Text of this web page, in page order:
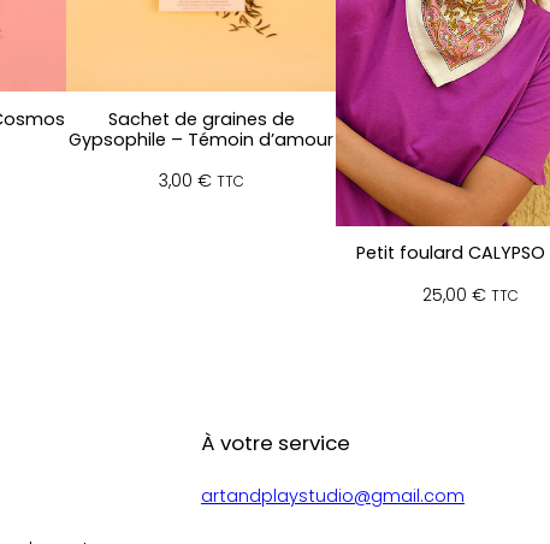
Sachet de graines de
Gypsophile – Témoin d’amour
3,00 € TTC
Petit foulard CALYPSO
25,00 € TTC
À votre service
artandplaystudio@gmail.com